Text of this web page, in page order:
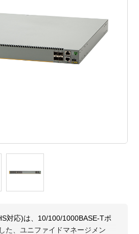
対応)は、10/100/1000BASE-Tポ
た、ユニファイドマネージメン